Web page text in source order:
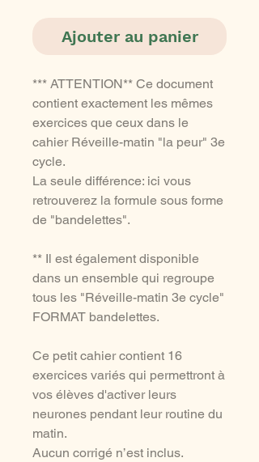
Ajouter au panier
*** ATTENTION** Ce document
contient exactement les mêmes
exercices que ceux dans le
cahier Réveille-matin "la peur" 3e
cycle.
La seule différence: ici vous
retrouverez la formule sous forme
de "bandelettes".
** Il est également disponible
dans un ensemble qui regroupe
tous les "Réveille-matin 3e cycle"
FORMAT bandelettes.
Ce petit cahier contient 16
exercices variés qui permettront à
vos élèves d'activer leurs
neurones pendant leur routine du
matin.
Aucun corrigé n’est inclus.